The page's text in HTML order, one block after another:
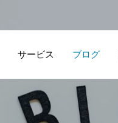
サービス ブログ